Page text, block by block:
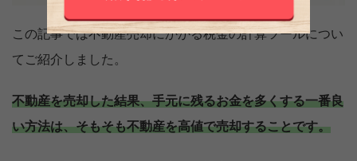
この記事では不動産売却にかかる税金の計算ツールについ
てご紹介しました。
不動産を売却した結果、手元に残るお金を多くする一番良
い方法は、そもそも不動産を高値で売却することです。